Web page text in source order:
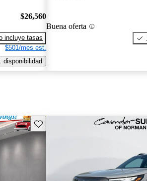
$26,560
incluye tasas
$501/mes est.
disponibilidad
Buena oferta
Guarda este Aviso